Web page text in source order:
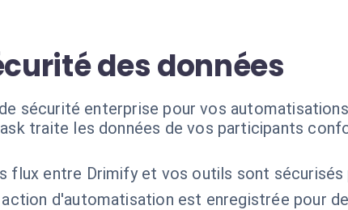
des données
sécurité enterprise pour vos
traite les données de vos participants
flux entre Drimify et vos outils sont
action d'automatisation est enregistrée pour